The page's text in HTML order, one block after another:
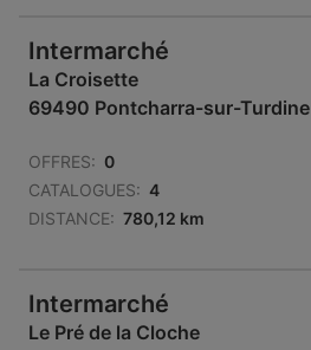
Intermarché
La Croisette
69490 Pontcharra-sur-Turdine
OFFRES: 0
CATALOGUES: 4
DISTANCE: 780,12 km
Intermarché
Le Pré de la Cloche